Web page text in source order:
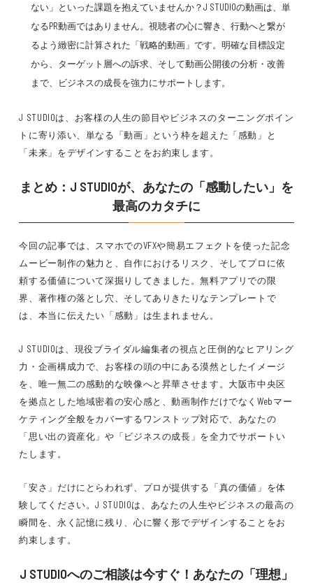
ない」といった課題を抱えていませんか？J STUDIOの動画は、単
なるPR動画ではありません。視聴者の心に響き、行動へと繋が
るよう緻密に計算された「戦略的動画」です。明確な目標設定
から、ターゲット層への訴求、そして動画公開後の分析・改善
まで、ビジネスの成長を強力にサポートします。
J STUDIOは、お客様の人生の節目やビジネスのターニングポイン
トに寄り添い、単なる「動画」という枠を超えた「感動」と
「未来」をデザインすることをお約束します。
まとめ：J STUDIOが、あなたの「感動したい」を
最高のカタチに
今回の記事では、スマホでのVFXや簡易エフェクトを使った記念
ムービー制作の魅力と、自作におけるリスク、そしてプロに依
頼する価値について深掘りしてきました。無料アプリでの限
界、著作権の落とし穴、そしてありきたりなテンプレートで
は、本当に伝えたい「感動」は生まれません。
J STUDIOは、現役ブライダル編集者の視点と圧倒的なヒアリング
力・企画構成力で、お客様の頭の中にある漠然としたイメージ
を、唯一無二の感動的な映像へと昇華させます。大阪市中央区
を拠点とした地域密着の安心感と、動画制作だけでなくWebマー
ケティング全般をカバーするワンストップ対応で、あなたの
「思い出の資産化」や「ビジネスの成長」を全力でサポートい
たします。
「安さ」だけにとらわれず、プロが提供する「真の価値」を体
験してください。J STUDIOは、あなたの人生やビジネスの最高の
瞬間を、永く記憶に残り、心に響く形でデザインすることをお
約束します。
J STUDIOへのご相談は今すぐ！あなたの「理想」